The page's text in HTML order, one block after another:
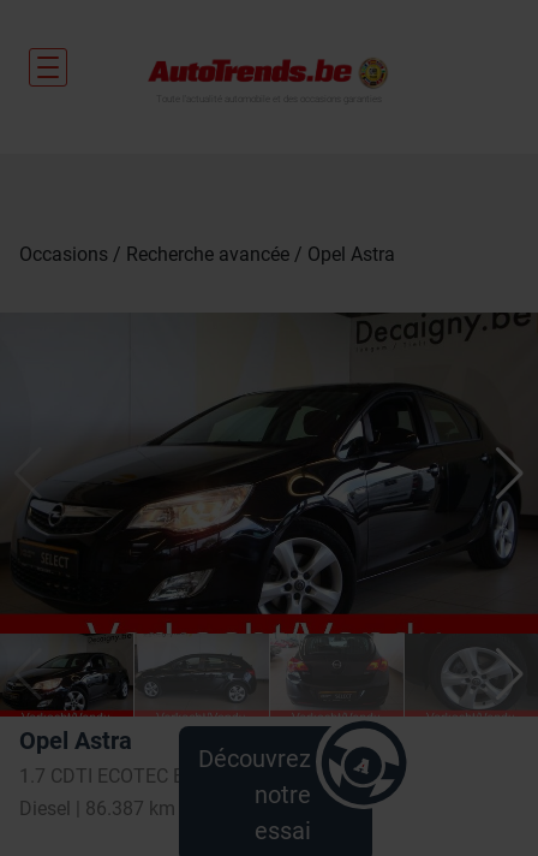
Occasions Recherche avancée Opel Astra
Opel Astra
Diesel | 86.387 km
Découvrez
notre
essai